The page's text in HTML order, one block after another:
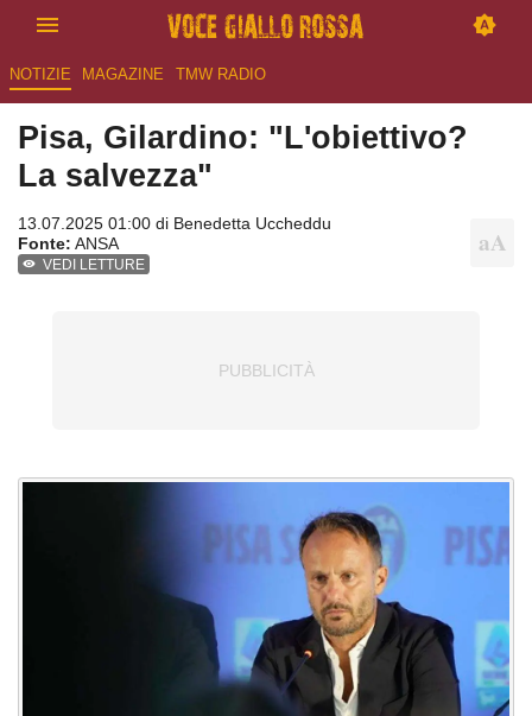
NOTIZIE MAGAZINE TMW RADIO
Pisa, Gilardino: "L'obiettivo?
La salvezza"
13.07.2025 01:00 di Benedetta Uccheddu
Fonte: ANSA
VEDI LETTURE